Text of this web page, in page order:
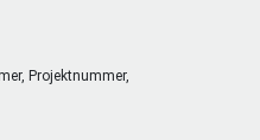
Projektnummer,